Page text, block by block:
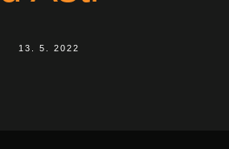
13. 5. 2022